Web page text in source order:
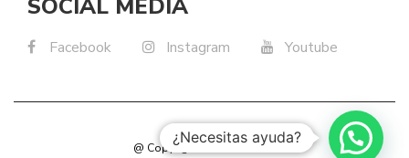
SOCIAL MEDIA
Facebook Instagram Youtube
@ Copyright Reserved 2025
¿Necesitas ayuda?